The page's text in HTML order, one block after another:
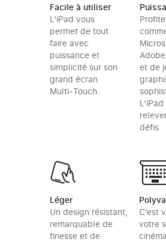
Facile à utiliser
L’iPad vous
permet de tout
faire avec
puissance et
simplicité sur son
grand écran
Multi‑Touch.
et de
défis.
Léger
Un design résistant,
remarquable de
finesse et de
C’est
votre